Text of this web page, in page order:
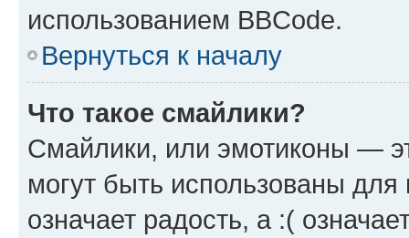
использованием BBCode.
Вернуться к началу
Что такое смайлики?
Смайлики, или эмотиконы —
могут быть использованы
означает радость, а :(